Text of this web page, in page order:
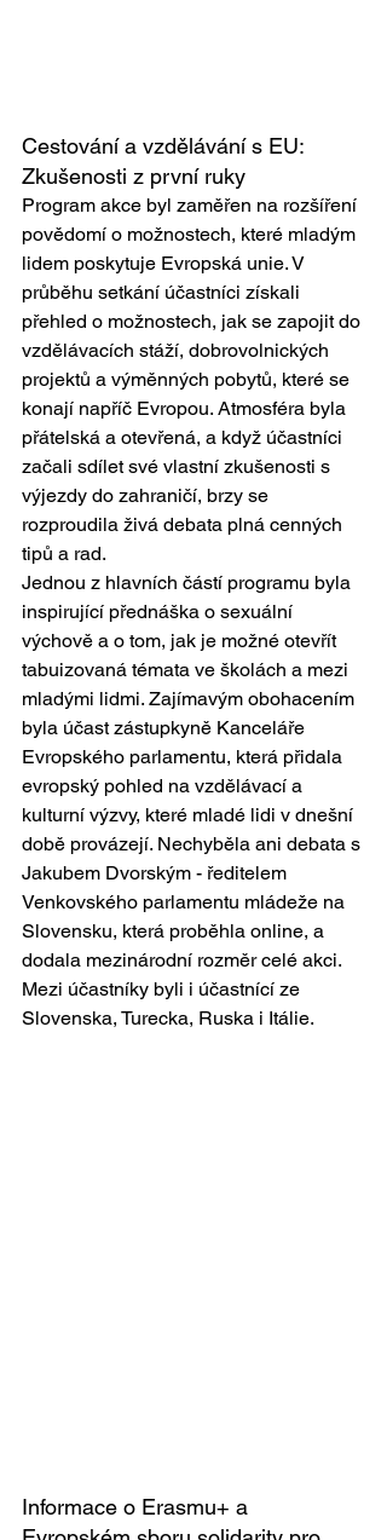
Cestování a vzdělávání s EU:
Zkušenosti z první ruky
Program akce byl zaměřen na rozšíření
povědomí o možnostech, které mladým
lidem poskytuje Evropská unie. V
průběhu setkání účastníci získali
přehled o možnostech, jak se zapojit do
vzdělávacích stáží, dobrovolnických
projektů a výměnných pobytů, které se
konají napříč Evropou. Atmosféra byla
přátelská a otevřená, a když účastníci
začali sdílet své vlastní zkušenosti s
výjezdy do zahraničí, brzy se
rozproudila živá debata plná cenných
tipů a rad.
Jednou z hlavních částí programu byla
inspirující přednáška o sexuální
výchově a o tom, jak je možné otevřít
tabuizovaná témata ve školách a mezi
mladými lidmi. Zajímavým obohacením
byla účast zástupkyně Kanceláře
Evropského parlamentu, která přidala
evropský pohled na vzdělávací a
kulturní výzvy, které mladé lidi v dnešní
době provázejí. Nechyběla ani debata s
Jakubem Dvorským - ředitelem
Venkovského parlamentu mládeže na
Slovensku, která proběhla online, a
dodala mezinárodní rozměr celé akci.
Mezi účastníky byli i účastnící ze
Slovenska, Turecka, Ruska i Itálie.
Informace o Erasmu+ a